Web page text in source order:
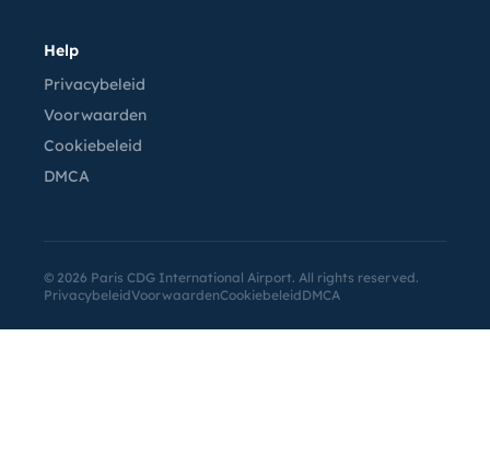
Help
Privacybeleid
Voorwaarden
Cookiebeleid
DMCA
© 2026 Paris CDG International Airport. All rights reserved.
PrivacybeleidVoorwaardenCookiebeleidDMCA